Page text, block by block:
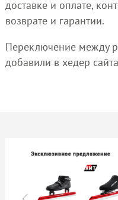
доставке и оплате,
возврате и гарантии.
Переключение между
добавили в хедер